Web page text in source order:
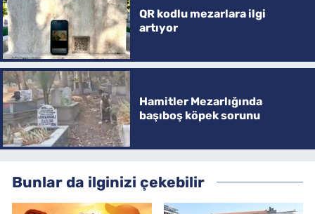
QR kodlu mezarlara ilgi
artıyor
Hamitler Mezarlığında
başıboş köpek sorunu
Bunlar da ilginizi çekebilir